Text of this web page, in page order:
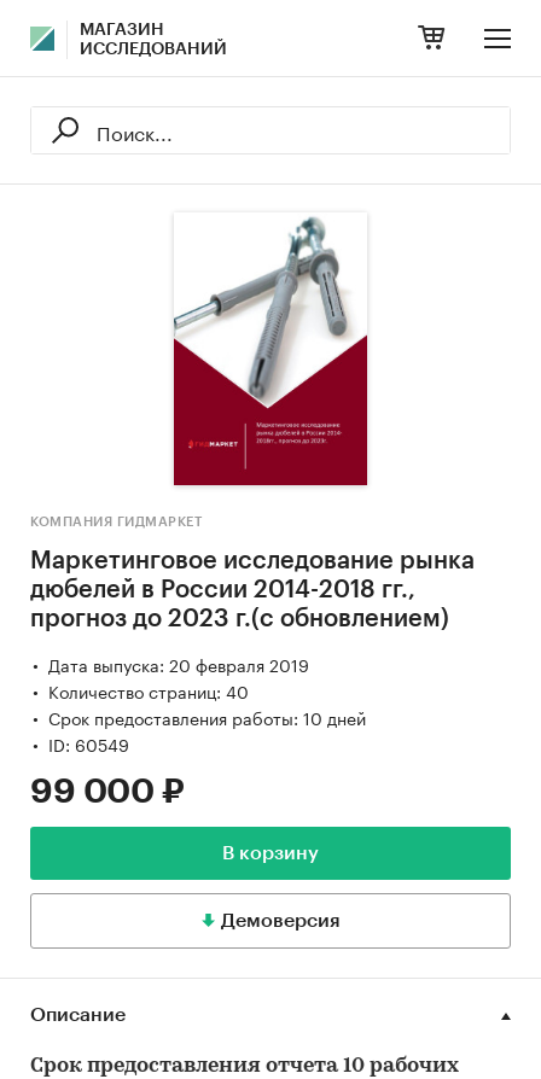
МАГАЗИН
ИССЛЕДОВАНИЙ
КОМПАНИЯ ГИДМАРКЕТ
Маркетинговое исследование рынка
дюбелей в России 2014-2018 гг.,
прогноз до 2023 г.(с обновлением)
Дата выпуска: 20 февраля 2019
Количество страниц: 40
Срок предоставления работы: 10 дней
ID: 60549
99 000 ₽
В корзину
Демоверсия
Описание
Срок предоставления отчета 10 рабочих